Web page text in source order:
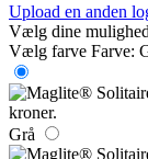
Upload en anden
Vælg dine
Vælg farve Farve:
Grå